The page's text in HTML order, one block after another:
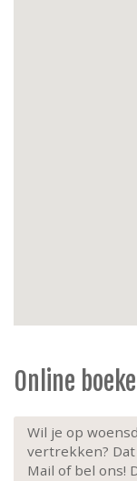
Online
Wil je op
vertrekken? Dat
Mail of bel ons!